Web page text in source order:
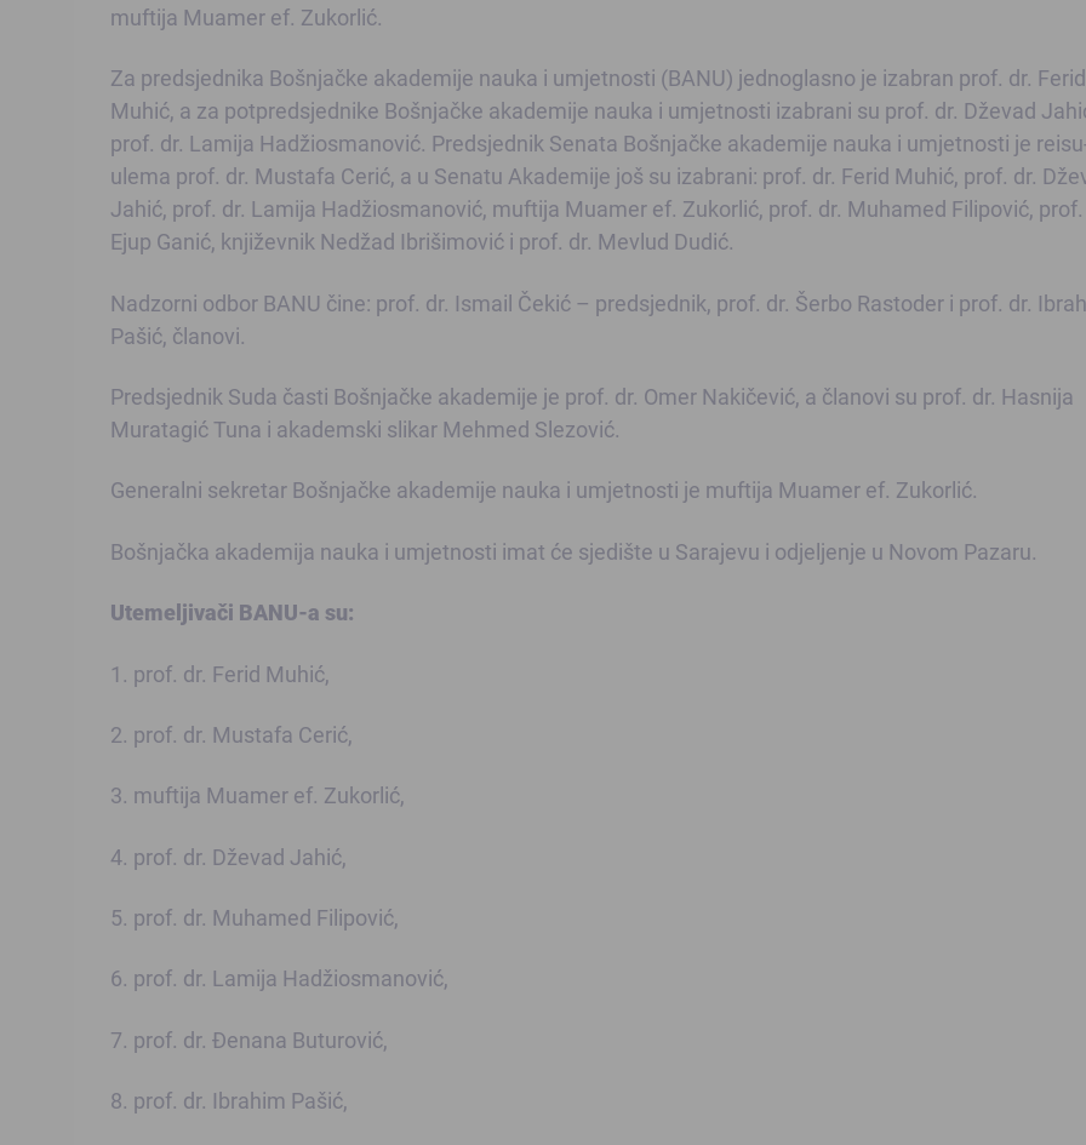
muftija Muamer ef. Zukorlić.
Za predsjednika Bošnjačke akademije nauka i umjetnosti (BANU) jednoglasno je izabran prof. dr. Ferid
Muhić, a za potpredsjednike Bošnjačke akademije nauka i umjetnosti izabrani su prof. dr. Dževad
prof. dr. Lamija Hadžiosmanović. Predsjednik Senata Bošnjačke akademije nauka i umjetnosti je
ulema prof. dr. Mustafa Cerić, a u Senatu Akademije još su izabrani: prof. dr. Ferid Muhić, prof. dr.
Jahić, prof. dr. Lamija Hadžiosmanović, muftija Muamer ef. Zukorlić, prof. dr. Muhamed Filipović,
Ejup Ganić, književnik Nedžad Ibrišimović i prof. dr. Mevlud Dudić.
Nadzorni odbor BANU čine: prof. dr. Ismail Čekić – predsjednik, prof. dr. Šerbo Rastoder i prof. dr.
Pašić, članovi.
Predsjednik Suda časti Bošnjačke akademije je prof. dr. Omer Nakičević, a članovi su prof. dr. Hasnija
Muratagić Tuna i akademski slikar Mehmed Slezović.
Generalni sekretar Bošnjačke akademije nauka i umjetnosti je muftija Muamer ef. Zukorlić.
Bošnjačka akademija nauka i umjetnosti imat će sjedište u Sarajevu i odjeljenje u Novom Pazaru.
Utemeljivači BANU-a su:
1. prof. dr. Ferid Muhić,
2. prof. dr. Mustafa Cerić,
3. muftija Muamer ef. Zukorlić,
4. prof. dr. Dževad Jahić,
5. prof. dr. Muhamed Filipović,
6. prof. dr. Lamija Hadžiosmanović,
7. prof. dr. Đenana Buturović,
8. prof. dr. Ibrahim Pašić,